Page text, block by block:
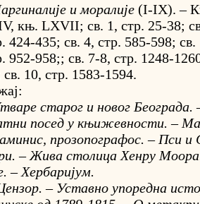
и моралије (I-IX). –
књ. LXVII; св. 1, стр. 25-38;
424-435; св. 4, стр. 585-598;
952-958;; св. 7-8, стр. 1248-
св. 10, стр. 1583-1594.
старог и новог Београда.
посед у књижевности. –
прозопографос. – Пси и
– Жива столица Хенрy
– Хербаријум.
– Уставно упоредна